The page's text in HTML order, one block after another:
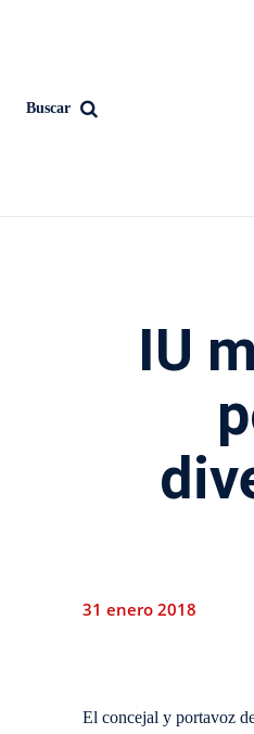
Buscar
IU
31 enero 2018
El concejal y portavoz